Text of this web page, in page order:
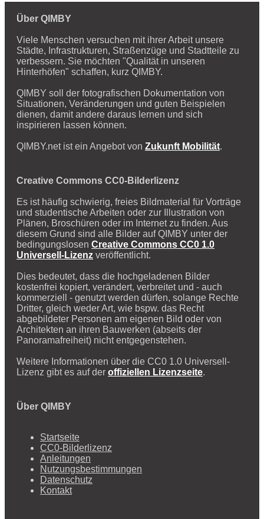
Über QIMBY
Viele Menschen versuchen mit ihrer Arbeit unsere
Städte, Infrastrukturen, Straßenzüge und Stadtteile zu
verbessern. Sie möchten "Qualität in unseren
Hinterhöfen" schaffen, kurz QIMBY.
QIMBY soll der fotografischen Dokumentation von
Situationen, Veränderungen und guten Beispielen
dienen, damit andere daraus lernen und sich
inspirieren lassen können.
QIMBY.net ist ein Angebot von Zukunft Mobilität.
Creative Commons CC0-Bilderlizenz
Es ist häufig schwierig, freies Bildmaterial für Vorträge
und studentische Arbeiten oder zur Illustration von
Plänen, Broschüren oder im Internet zu finden. Aus
diesem Grund sind alle Bilder auf QIMBY unter der
bedingungslosen Creative Commons CC0 1.0
Universell-Lizenz veröffentlicht.
Dies bedeutet, dass die hochgeladenen Bilder
kostenfrei kopiert, verändert, verbreitet und - auch
kommerziell - genutzt werden dürfen, solange Rechte
Dritter, gleich weder Art, wie bspw. das Recht
abgebildeter Personen am eigenen Bild oder von
Architekten an ihren Bauwerken (abseits der
Panoramafreiheit) nicht entgegenstehen.
Weitere Informationen über die CC0 1.0 Universell-
Lizenz gibt es auf der offiziellen Lizenzseite.
Über QIMBY
Startseite
CC0-Bilderlizenz
Anleitungen
Nutzungsbestimmungen
Datenschutz
Kontakt